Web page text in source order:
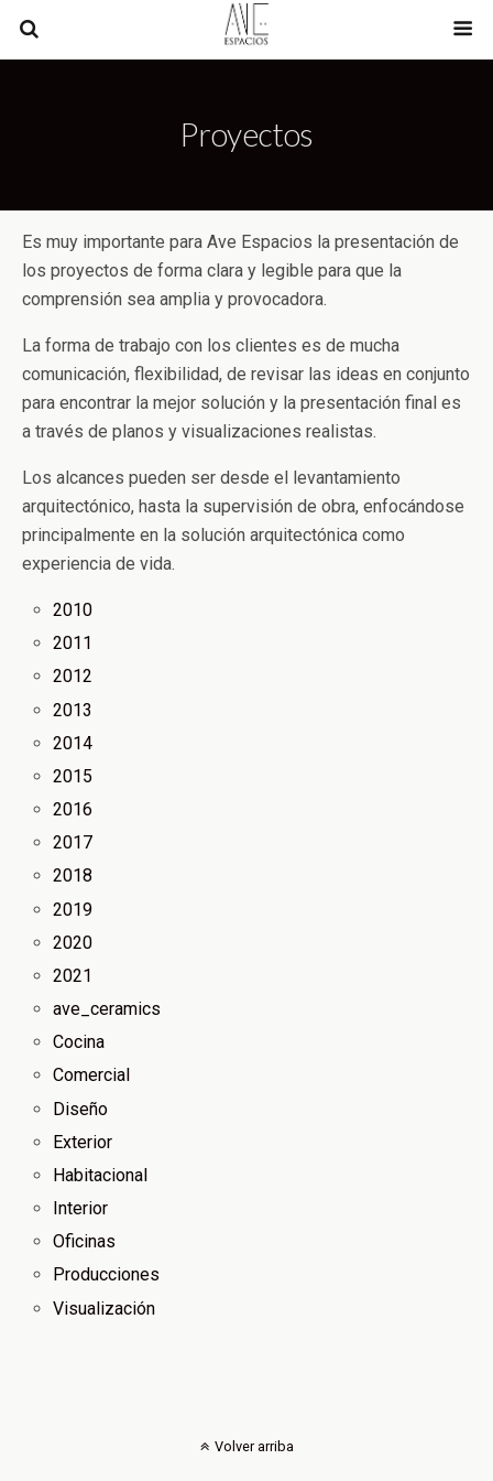
Proyectos
Es muy importante para Ave Espacios la presentación de
los proyectos de forma clara y legible para que la
comprensión sea amplia y provocadora.
La forma de trabajo con los clientes es de mucha
comunicación, flexibilidad, de revisar las ideas en conjunto
para encontrar la mejor solución y la presentación final es
a través de planos y visualizaciones realistas.
Los alcances pueden ser desde el levantamiento
arquitectónico, hasta la supervisión de obra, enfocándose
principalmente en la solución arquitectónica como
experiencia de vida.
2010
2011
2012
2013
2014
2015
2016
2017
2018
2019
2020
2021
ave_ceramics
Cocina
Comercial
Diseño
Exterior
Habitacional
Interior
Oficinas
Producciones
Visualización
Volver arriba